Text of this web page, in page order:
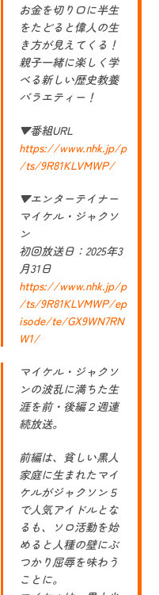
お金を切り口に半生
をたどると偉人の生
き方が見えてくる！
親子一緒に楽しく学
べる新しい歴史教養
バラエティー！
▼番組URL
https://www.nhk.jp/p
/ts/9R81KLVMWP/
▼エンターテイナー
マイケル・ジャクソ
ン
初回放送日：2025年3
月31日
https://www.nhk.jp/p
/ts/9R81KLVMWP/ep
isode/te/GX9WN7RN
W1/
マイケル・ジャクソ
ンの波乱に満ちた生
涯を前・後編２週連
続放送。
前編は、貧しい黒人
家庭に生まれたマイ
ケルがジャクソン５
で人気アイドルとな
るも、ソロ活動を始
めると人種の壁にぶ
つかり屈辱を味わう
ことに。